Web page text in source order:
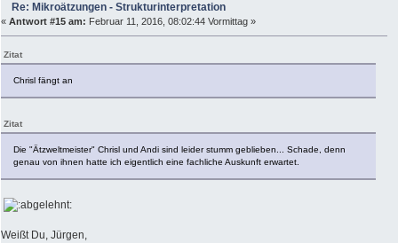
Re: Mikroätzungen - Strukturinterpretation
« Antwort #15 am: Februar 11, 2016, 08:02:44 Vormittag »
Zitat
Chrisl fängt an
Zitat
Die "Ätzweltmeister" Chrisl und Andi sind leider stumm geblieben... Schade, denn
genau von ihnen hatte ich eigentlich eine fachliche Auskunft erwartet.
Weißt Du, Jürgen,